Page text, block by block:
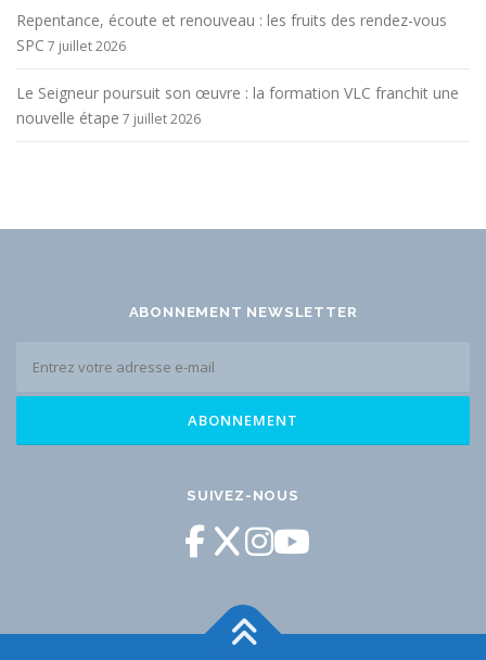
Repentance, écoute et renouveau : les fruits des rendez-vous
SPC 7 juillet 2026
Le Seigneur poursuit son œuvre : la formation VLC franchit une
nouvelle étape 7 juillet 2026
ABONNEMENT NEWSLETTER
SUIVEZ-NOUS